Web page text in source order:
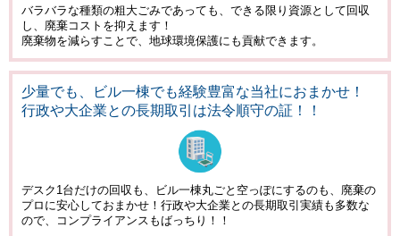
バラバラな種類の粗大ごみであっても、できる限り資源として回収
し、廃棄コストを抑えます！
廃棄物を減らすことで、地球環境保護にも貢献できます。
少量でも、ビル一棟でも経験豊富な当社におまかせ！
行政や大企業との長期取引は法令順守の証！！
デスク1台だけの回収も、ビル一棟丸ごと空っぽにするのも、廃棄の
プロに安心しておまかせ！行政や大企業との長期取引実績も多数な
ので、コンプライアンスもばっちり！！